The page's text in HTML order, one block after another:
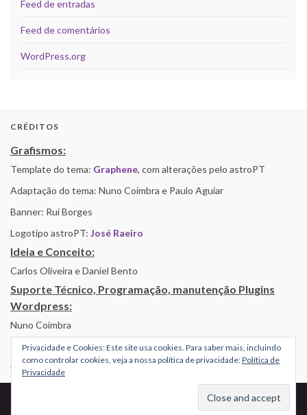
Feed de entradas
Feed de comentários
WordPress.org
CRÉDITOS
Grafismos:
Template do tema: Graphene, com alterações pelo astroPT
Adaptação do tema: Nuno Coimbra e Paulo Aguiar
Banner: Rui Borges
Logotipo astroPT: José Raeiro
Ideia e Conceito:
Carlos Oliveira e Daniel Bento
Suporte Técnico, Programação, manutenção Plugins
Wordpress:
Nuno Coimbra
Alojamento por Simbiose
Privacidade e Cookies: Este site usa cookies. Para saber mais, incluindo
como controlar cookies, veja a nossa política de privacidade:Política de
Privacidade